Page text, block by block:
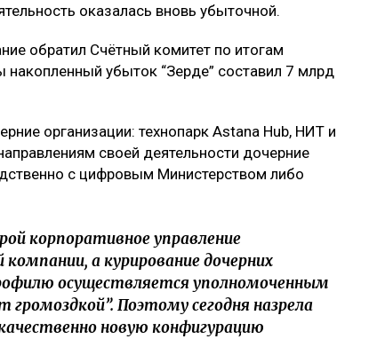
оказалась вновь убыточной.
обратил Счётный комитет по итогам
убыток “Зерде” составил 7 млрд
организации: технопарк Astana Hub, НИТ и
своей деятельности дочерние
с цифровым Министерством либо
корпоративное управление
компании, а курирование дочерних
осуществляется уполномоченным
Поэтому сегодня назрела
новую конфигурацию